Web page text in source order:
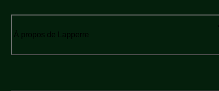
À propos de Lapperre